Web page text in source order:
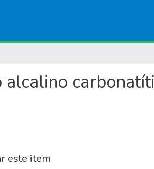
este item